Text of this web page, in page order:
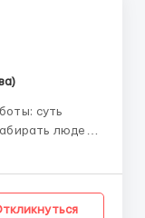
людей
его дальше